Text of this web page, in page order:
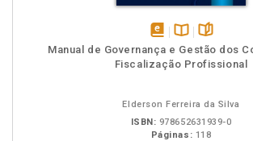
disponível
em
Disponível
na
páginas
Manual de Governança e Gestão dos
Fiscalização Profissional
Elderson Ferreira da Silva
ISBN: 978652631939-0
Páginas: 118